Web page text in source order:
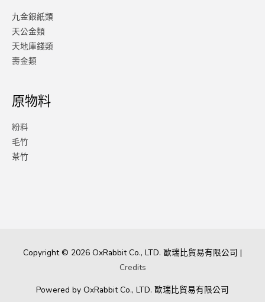
九金銀紙類
天公金類
天地庫錢類
壽金類
原物料
粉料
毛竹
茶竹
Copyright © 2026 OxRabbit Co., LTD. 歐瑞比貿易有限公司 |
Credits
Powered by OxRabbit Co., LTD. 歐瑞比貿易有限公司